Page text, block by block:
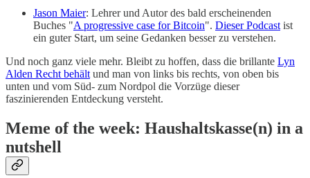
Jason Maier: Lehrer und Autor des bald erscheinenden
Buches "A progressive case for Bitcoin". Dieser Podcast ist
ein guter Start, um seine Gedanken besser zu verstehen.
Und noch ganz viele mehr. Bleibt zu hoffen, dass die brillante Lyn
Alden Recht behält und man von links bis rechts, von oben bis
unten und vom Süd- zum Nordpol die Vorzüge dieser
faszinierenden Entdeckung versteht.
Meme of the week: Haushaltskasse(n) in a
nutshell